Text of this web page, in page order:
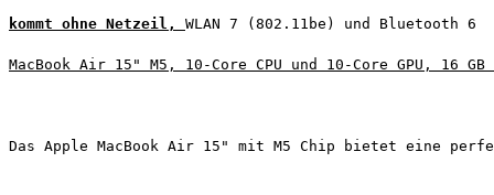
kommt ohne Netzeil, WLAN 7 (802.11be) und Bluetooth 6
MacBook Air 15" M5, 10‑Core CPU und 10‑Core GPU, 16 GB
Das Apple MacBook Air 15" mit M5 Chip bietet eine